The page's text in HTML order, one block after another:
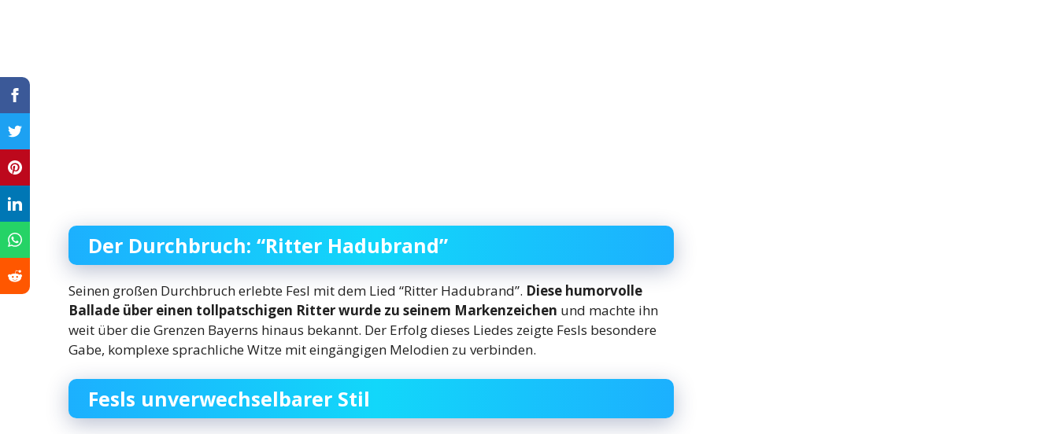
Der Durchbruch: “Ritter Hadubrand”
Seinen großen Durchbruch erlebte Fesl mit dem Lied “Ritter Hadubrand”. Diese humorvolle
Ballade über einen tollpatschigen Ritter wurde zu seinem Markenzeichen und machte ihn
weit über die Grenzen Bayerns hinaus bekannt. Der Erfolg dieses Liedes zeigte Fesls besondere
Gabe, komplexe sprachliche Witze mit eingängigen Melodien zu verbinden.
Fesls unverwechselbarer Stil